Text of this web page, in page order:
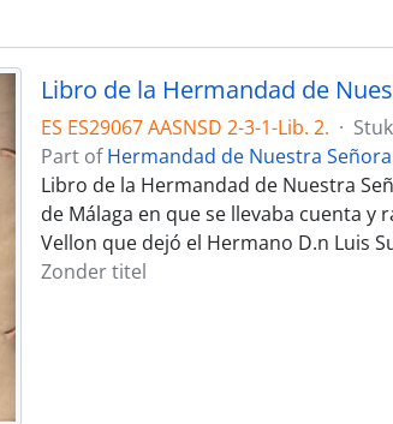
ES ES29067 AASNSD 2-3-1-Lib. 2. · Stuk
Part ofHermandad de Nuestra
Libro de la Hermandad de Nuestra
de Málaga en que se llevaba cuenta
Vellon que dejó el Hermano D.n Luis
Zonder titel